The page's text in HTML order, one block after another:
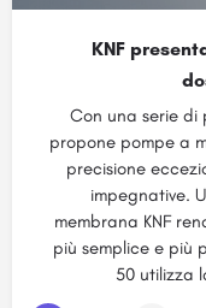
KNF
Con una serie di
propone pompe a
precisione
impegnative.
membrana KNF
più semplice e più
50 utilizza